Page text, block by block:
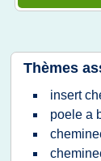
Thèmes
insert
poele a